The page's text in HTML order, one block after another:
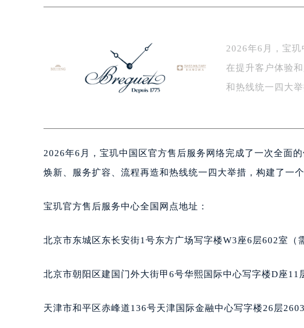
泰州市海陵区永定东路399号置地商务中心
宁波市江北区大闸南路500号来福士广场办
杭州市上城区钱江路1366号华润大厦写字楼
南昌市红谷滩新区红谷中大道998号绿地双
济南市历下区经十路11111号华润中心写字
广州市越秀区环市东路371-375号世界贸易
惠州市惠城区江北文昌一路7号华贸大厦写字
福州市鼓楼区五四路128-1号恒力城写字楼
重庆市江北区观音桥步行街2号融恒时代广场
2026年6月，宝
在提升客户体验
和热线统一四大
2026年6月，宝玑中国区官方售后服务网络完成了一次全面
焕新、服务扩容、流程再造和热线统一四大举措，构建了一
宝玑官方售后服务中心全国网点地址：
北京市东城区东长安街1号东方广场写字楼W3座6层602室（
北京市朝阳区建国门外大街甲6号华熙国际中心写字楼D座11
天津市和平区赤峰道136号天津国际金融中心写字楼26层